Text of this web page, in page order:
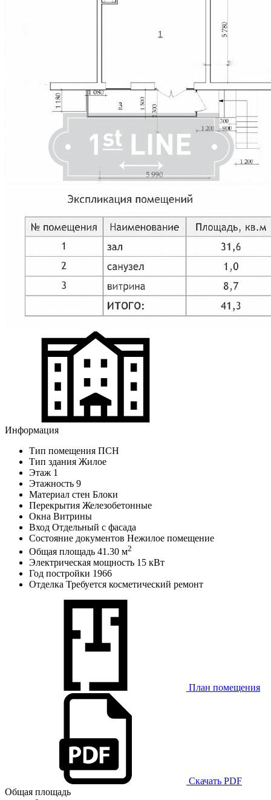
Информация
Тип помещения ПСН
Тип здания Жилое
Этаж 1
Этажность 9
Материал стен Блоки
Перекрытия Железобетонные
Окна Витрины
Вход Отдельный с фасада
Состояние документов Нежилое помещение
Общая площадь 41.30 м2
Электрическая мощность 15 кВт
Год постройки 1966
Отделка Требуется косметический ремонт
План помещения
Скачать PDF
Общая площадь